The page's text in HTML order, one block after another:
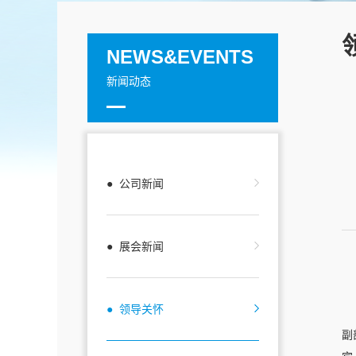
NEWS&EVENTS
新闻动态
● 公司新闻
● 展会新闻
● 领导关怀
副